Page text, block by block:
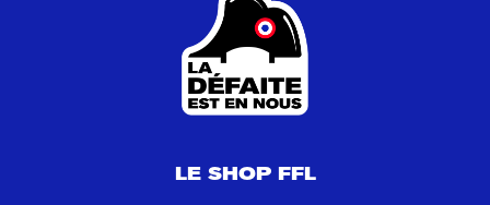
LE SHOP FFL